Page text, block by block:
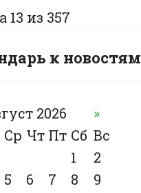
13 из 357
к новостям
2026
»
Ср Чт Пт Сб Вс
1
2
5 6 7 8
9